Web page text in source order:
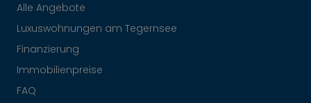
Alle Angebote
Luxuswohnungen am Tegernsee
Finanzierung
Immobilienpreise
FAQ